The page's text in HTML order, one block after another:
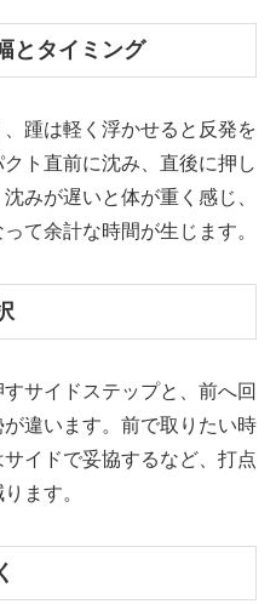
とタイミング
踵は軽く浮かせると反発を
ト直前に沈み、直後に押し
みが遅いと体が重く感じ、
て余計な時間が生じます。
サイドステップと、前へ回
違います。前で取りたい時
イドで妥協するなど、打点
ます。